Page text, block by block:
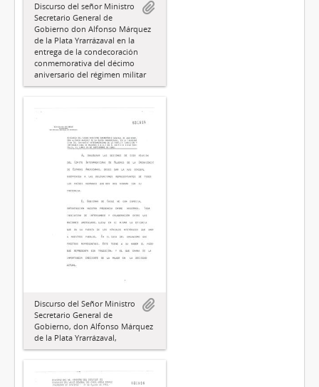
Discurso del señor Ministro
Secretario General de
Gobierno don Alfonso Márquez
de la Plata Yrarrázaval en la
entrega de la condecoración
conmemorativa del décimo
aniversario del régimen militar
Discurso del Señor Ministro
Secretario General de
Gobierno, don Alfonso Márquez
de la Plata Yrarrázaval,